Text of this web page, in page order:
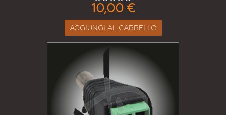
10,00 €
AGGIUNGI AL CARRELLO